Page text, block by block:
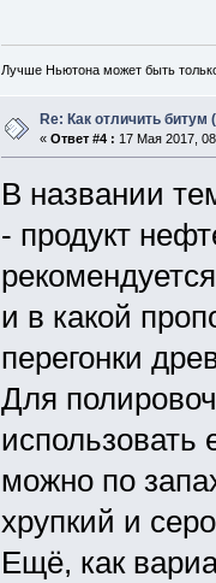
Лучше Ньютона может быть
Re: Как отличить битум
« Ответ #4 : 17 Мая 2017,
В названии
- продукт
и в какой
перегонки
Для
использовать
можно по
хрупкий и
Ещё, как